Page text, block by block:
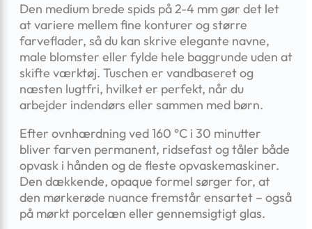
Den medium brede spids på 2-4 mm gør det let
at variere mellem fine konturer og større
farveflader, så du kan skrive elegante navne,
male blomster eller fylde hele baggrunde uden at
skifte værktøj. Tuschen er vandbaseret og
næsten lugtfri, hvilket er perfekt, når du
arbejder indendørs eller sammen med børn.
Efter ovnhærdning ved 160 °C i 30 minutter
bliver farven permanent, ridsefast og tåler både
opvask i hånden og de fleste opvaskemaskiner.
Den dækkende, opaque formel sørger for, at
den mørkerøde nuance fremstår ensartet – også
på mørkt porcelæn eller gennemsigtigt glas.